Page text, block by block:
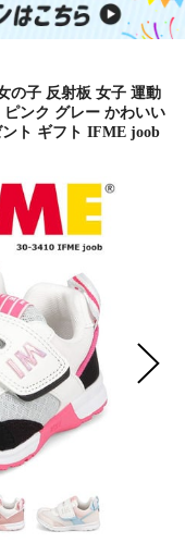
の子 反射板 女子 運動
ンク グレー かわいい
ト ギフト IFME joob